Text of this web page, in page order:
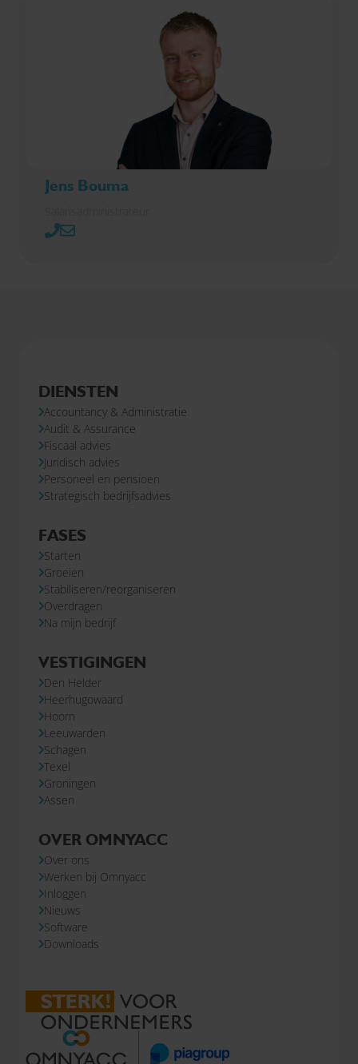
Jens Bouma
DIENSTEN
Accountancy & Administratie
Audit & Assurance
Fiscaal advies
Juridisch advies
Personeel en pensioen
Strategisch bedrijfsadvies
FASES
Starten
Groeien
Stabiliseren/reorganiseren
Overdragen
Na mijn bedrijf
VESTIGINGEN
Den Helder
Heerhugowaard
Hoorn
Leeuwarden
Schagen
Texel
Groningen
Assen
OVER OMNYACC
Over ons
Werken bij Omnyacc
Inloggen
Nieuws
Software
Downloads